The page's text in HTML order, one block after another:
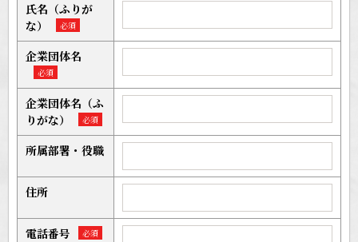
氏名（ふりが
な）
必須
企業団体名
必須
企業団体名（ふ
りがな）
必須
所属部署 ・役職
住所
電話番号 必須